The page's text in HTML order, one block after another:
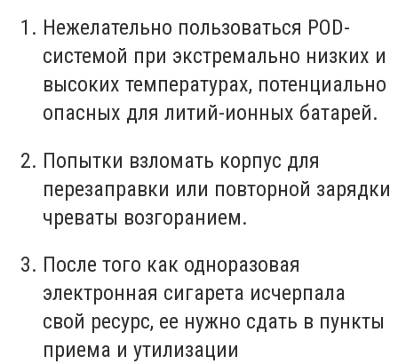
Нежелательно пользоваться POD-
системой при экстремально низких и
высоких температурах, потенциально
опасных для литий-ионных батарей.
Попытки взломать корпус для
перезаправки или повторной зарядки
чреваты возгоранием.
После того как одноразовая
электронная сигарета исчерпала
свой ресурс, ее нужно сдать в пункты
приема и утилизации